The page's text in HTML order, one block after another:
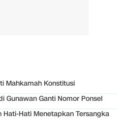
Mahkamah Konstitusi
Gunawan Ganti Nomor Ponsel
Hati-Hati Menetapkan Tersangka